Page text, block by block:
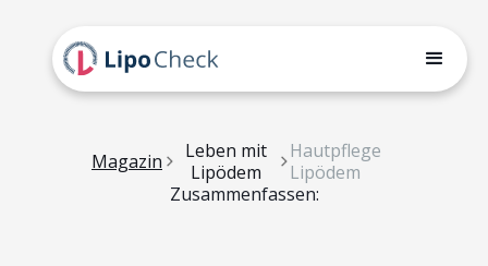
Magazin
Leben mit
Lipödem
Hautpflege
Lipödem
Zusammenfassen: